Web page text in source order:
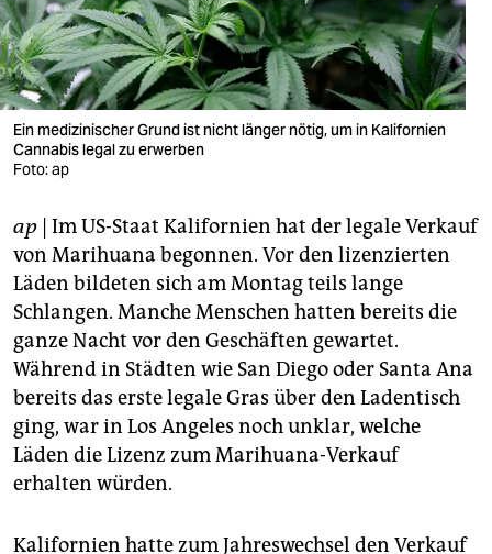
wahrheit
verlag
verlag
veranstaltungen
fragen & hilfe
unterstützen
abo
genossenschaft
epaper login
Ein medizinischer Grund ist nicht länger nötig, um in Kalifornien
Cannabis legal zu erwerben
Foto: ap
ap | Im US-Staat Kalifornien hat der legale Verkauf
von Marihuana begonnen. Vor den lizenzierten
Läden bildeten sich am Montag teils lange
Schlangen. Manche Menschen hatten bereits die
ganze Nacht vor den Geschäften gewartet.
Während in Städten wie San Diego oder Santa Ana
bereits das erste legale Gras über den Ladentisch
ging, war in Los Angeles noch unklar, welche
Läden die Lizenz zum Marihuana-Verkauf
erhalten würden.
Kalifornien hatte zum Jahreswechsel den Verkauf